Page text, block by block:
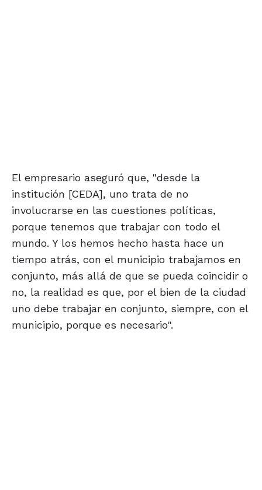
El empresario aseguró que, "desde la
institución [CEDA], uno trata de no
involucrarse en las cuestiones políticas,
porque tenemos que trabajar con todo el
mundo. Y los hemos hecho hasta hace un
tiempo atrás, con el municipio trabajamos en
conjunto, más allá de que se pueda coincidir o
no, la realidad es que, por el bien de la ciudad
uno debe trabajar en conjunto, siempre, con el
municipio, porque es necesario".